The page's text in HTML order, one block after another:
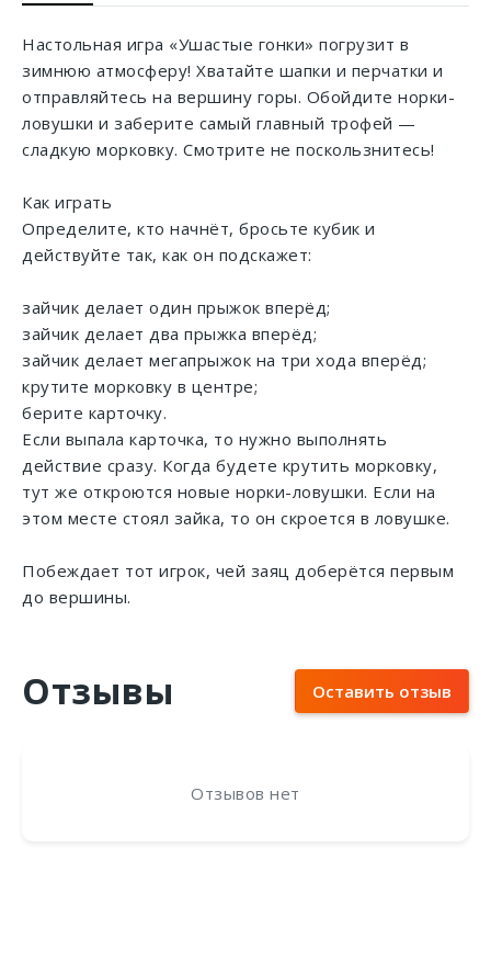
Настольная игра «Ушастые гонки» погрузит в
зимнюю атмосферу! Хватайте шапки и перчатки и
отправляйтесь на вершину горы. Обойдите норки-
ловушки и заберите самый главный трофей —
сладкую морковку. Смотрите не поскользнитесь!
Как играть
Определите, кто начнёт, бросьте кубик и
действуйте так, как он подскажет:
зайчик делает один прыжок вперёд;
зайчик делает два прыжка вперёд;
зайчик делает мегапрыжок на три хода вперёд;
крутите морковку в центре;
берите карточку.
Если выпала карточка, то нужно выполнять
действие сразу. Когда будете крутить морковку,
тут же откроются новые норки-ловушки. Если на
этом месте стоял зайка, то он скроется в ловушке.
Побеждает тот игрок, чей заяц доберётся первым
до вершины.
Отзывы Оставить отзыв
Отзывов нет